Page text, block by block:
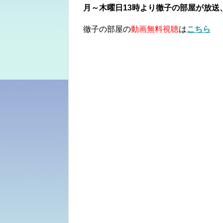
月～木曜日13時より徹子の部屋が放
徹子の部屋の動画無料視聴はこちら